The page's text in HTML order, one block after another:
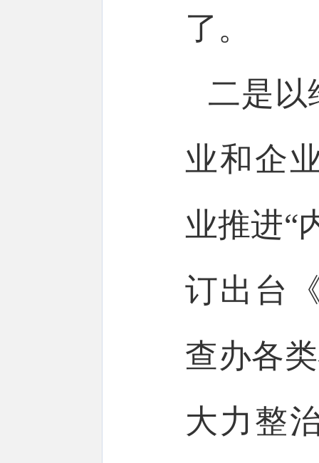
了。
二是以
业和企
业推进“
订出台
查办各
大力整